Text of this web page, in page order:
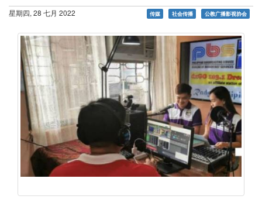
星期四, 28 七月 2022 传媒 社会传播 公教广播影视协会